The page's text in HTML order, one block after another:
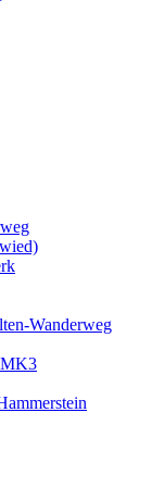
Wanderweg
MK3